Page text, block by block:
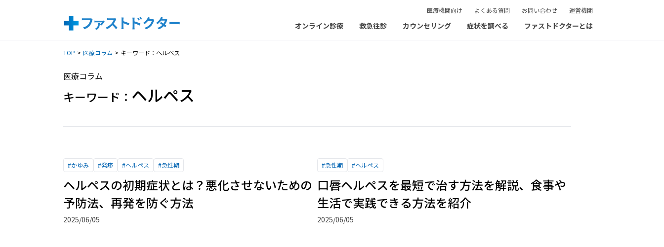
医療機関向け よくある質問 お問い合わせ 運営機関
オンライン診療 救急往診 カウンセリング 症状を調べる ファストドクターとは
TOP 医療コラム キーワード：ヘルペス
医療コラム
キーワード： ヘルペス
#かゆみ #発疹 #ヘルペス #急性期
ヘルペスの初期症状とは？悪化させないための
予防法、再発を防ぐ方法
2025/06/05
#急性期 #ヘルペス
口唇ヘルペスを最短で治す方法を解説、食事や
生活で実践できる方法を紹介
2025/06/05